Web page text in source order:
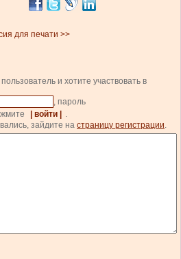
для печати >>
и хотите участвовать в
, пароль
| войти |
.
зайдите на страницу регистрации.